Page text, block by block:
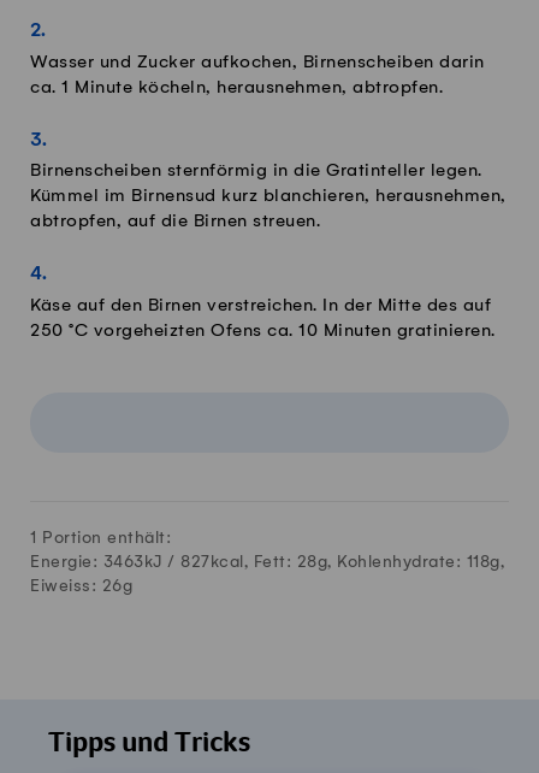
Wasser und Zucker aufkochen, Birnenscheiben darin
ca. 1 Minute köcheln, herausnehmen, abtropfen.
Birnenscheiben sternförmig in die Gratinteller legen.
Kümmel im Birnensud kurz blanchieren, herausnehmen,
abtropfen, auf die Birnen streuen.
Käse auf den Birnen verstreichen. In der Mitte des auf
250 °C vorgeheizten Ofens ca. 10 Minuten gratinieren.
1 Portion enthält:
Energie: 3463kJ / 827kcal, Fett: 28g, Kohlenhydrate: 118g,
Eiweiss: 26g
Tipps und Tricks